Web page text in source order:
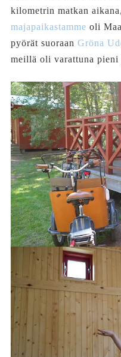
kilometrin matkan
majapaikastamme oli
pyörät suoraan Gröna
meillä oli varattuna